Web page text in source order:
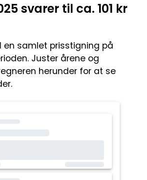
svarer til ca. 101 kr
en samlet prisstigning på
Juster årene og
herunder for at se